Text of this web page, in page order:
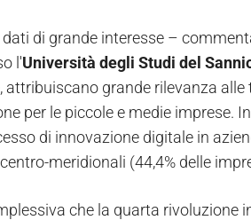
di grande interesse –
l'Università degli Studi del
attribuiscano grande rilevanza
per le piccole e medie imprese.
di innovazione digitale in
meridionali (44,4% delle
che la quarta rivoluzione